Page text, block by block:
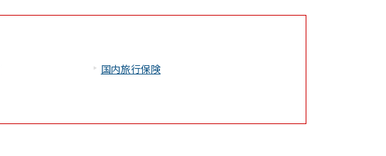
国内旅行保険